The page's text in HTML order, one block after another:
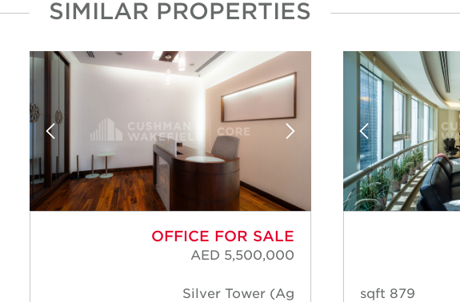
SIMILAR PROPERTIES
879 sqft
OFFICE FOR SALE
AED 5,500,000
Silver Tower (Ag